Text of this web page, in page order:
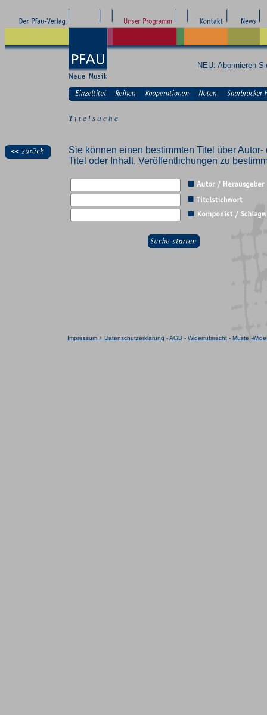
NEU: Abonnieren
T i t e l s u c h e
Sie können einen bestimmten Titel über
Titel oder Inhalt, Veröffentlichungen zu
Impressum + Datenschutzerklärung -AGB - Widerrufsrecht - Muster-